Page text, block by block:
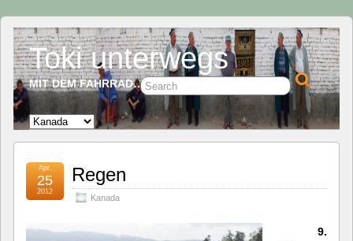
Toki unterwegs
MIT DEM FAHRRAD…
Regen
Kanada
Apr.
25
2012
9.